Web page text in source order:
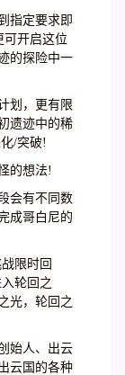
指定要求即
可开启这位
的探险中一
划，更有限
遗迹中的稀
/突破!
的想法!
会有不同数
成哥白尼的
限时回
轮回之
光，轮回之
始人、出云
云国的各种